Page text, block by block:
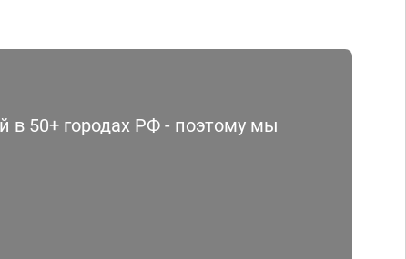
50+ городах РФ - поэтому мы